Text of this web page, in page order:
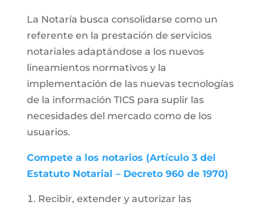
La Notaría busca consolidarse como un
referente en la prestación de servicios
notariales adaptándose a los nuevos
lineamientos normativos y la
implementación de las nuevas tecnologías
de la información TICS para suplir las
necesidades del mercado como de los
usuarios.
Compete a los notarios (Artículo 3 del
Estatuto Notarial – Decreto 960 de 1970)
Recibir, extender y autorizar las